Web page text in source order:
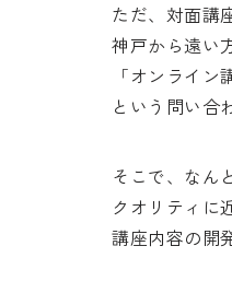
ただ、対面講
神戸から遠い
「オンライン
という問い合
そこで、なん
クオリティに
講座内容の開